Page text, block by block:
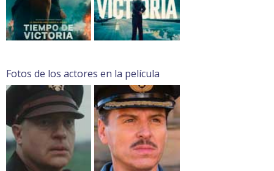
Fotos de los actores en la película